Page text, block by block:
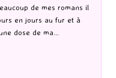
de mes romans il
en jours au fur et à
dose de ma...